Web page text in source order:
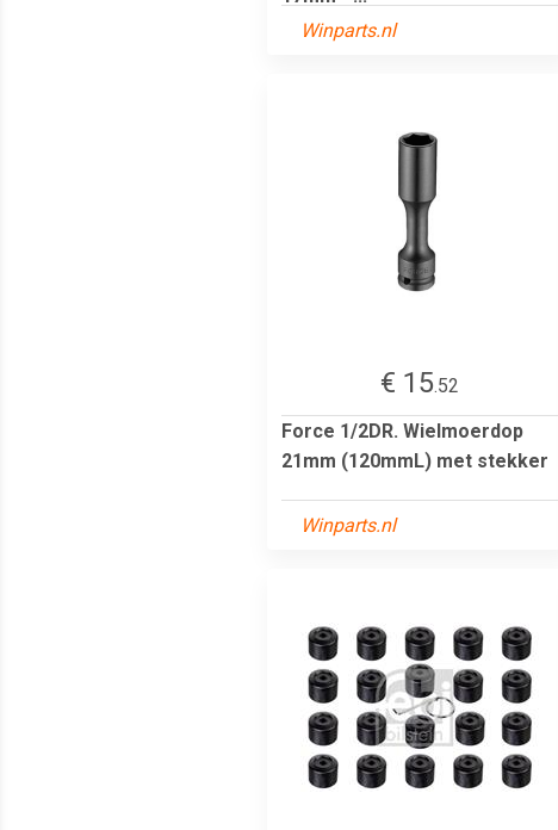
Winparts.nl
€ 15.52
Force 1/2DR. Wielmoerdop
21mm (120mmL) met stekker
Winparts.nl